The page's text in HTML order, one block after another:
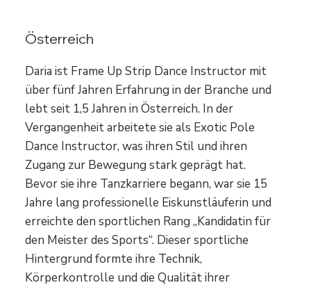
Österreich
Daria ist Frame Up Strip Dance Instructor mit
über fünf Jahren Erfahrung in der Branche und
lebt seit 1,5 Jahren in Österreich. In der
Vergangenheit arbeitete sie als Exotic Pole
Dance Instructor, was ihren Stil und ihren
Zugang zur Bewegung stark geprägt hat.
Bevor sie ihre Tanzkarriere begann, war sie 15
Jahre lang professionelle Eiskunstläuferin und
erreichte den sportlichen Rang „Kandidatin für
den Meister des Sports“. Dieser sportliche
Hintergrund formte ihre Technik,
Körperkontrolle und die Qualität ihrer